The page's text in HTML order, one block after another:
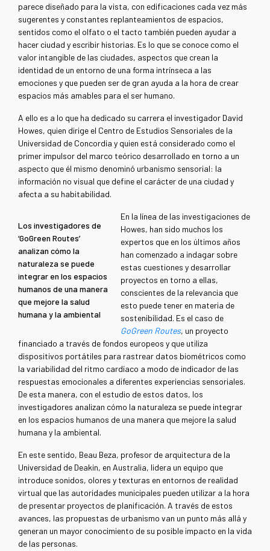
parece diseñado para la vista, con edificaciones cada vez más
sugerentes y constantes replanteamientos de espacios,
sentidos como el olfato o el tacto también pueden ayudar a
hacer ciudad y escribir historias. Es lo que se conoce como el
valor intangible de las ciudades, aspectos que crean la
identidad de un entorno de una forma intrínseca a las
emociones y que pueden ser de gran ayuda a la hora de crear
espacios más amables para el ser humano.
A ello es a lo que ha dedicado su carrera el investigador David
Howes, quien dirige el Centro de Estudios Sensoriales de la
Universidad de Concordia y quien está considerado como el
primer impulsor del marco teórico desarrollado en torno a un
aspecto que él mismo denominó urbanismo sensorial: la
información no visual que define el carácter de una ciudad y
afecta a su habitabilidad.
Los investigadores de
‘GoGreen Routes’
analizan cómo la
naturaleza se puede
integrar en los espacios
humanos de una manera
que mejore la salud
humana y la ambiental
En la línea de las investigaciones de
Howes, han sido muchos los
expertos que en los últimos años
han comenzado a indagar sobre
estas cuestiones y desarrollar
proyectos en torno a ellas,
conscientes de la relevancia que
esto puede tener en materia de
sostenibilidad. Es el caso de
GoGreen Routes, un proyecto
financiado a través de fondos europeos y que utiliza
dispositivos portátiles para rastrear datos biométricos como
la variabilidad del ritmo cardíaco a modo de indicador de las
respuestas emocionales a diferentes experiencias sensoriales.
De esta manera, con el estudio de estos datos, los
investigadores analizan cómo la naturaleza se puede integrar
en los espacios humanos de una manera que mejore la salud
humana y la ambiental.
En este sentido, Beau Beza, profesor de arquitectura de la
Universidad de Deakin, en Australia, lidera un equipo que
introduce sonidos, olores y texturas en entornos de realidad
virtual que las autoridades municipales pueden utilizar a la hora
de presentar proyectos de planificación. A través de estos
avances, las propuestas de urbanismo van un punto más allá y
generan un mayor conocimiento de su posible impacto en la vida
de las personas.